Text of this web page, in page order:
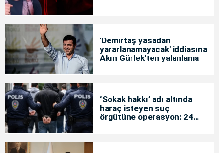
'Demirtaş yasadan
yararlanamayacak' iddiasına
Akın Gürlek'ten yalanlama
‘Sokak hakkı’ adı altında
haraç isteyen suç
örgütüne operasyon: 24